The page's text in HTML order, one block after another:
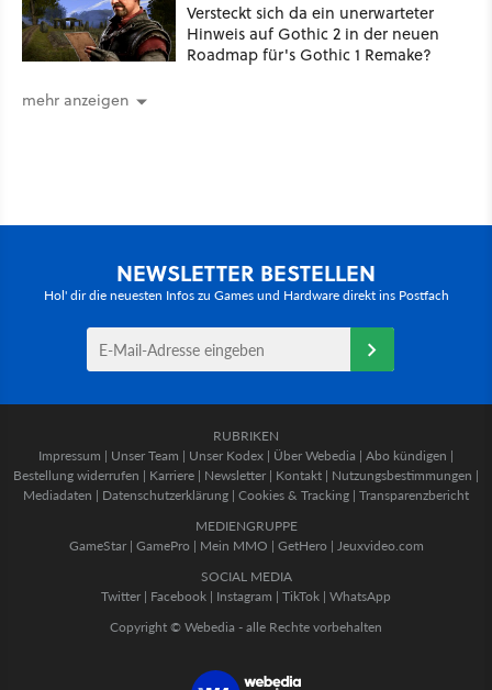
Versteckt sich da ein unerwarteter
Hinweis auf Gothic 2 in der neuen
Roadmap für's Gothic 1 Remake?
mehr anzeigen
NEWSLETTER BESTELLEN
Hol' dir die neuesten Infos zu Games und Hardware direkt ins Postfach
RUBRIKEN
Impressum | Unser Team | Unser Kodex | Über Webedia | Abo kündigen |
Bestellung widerrufen | Karriere | Newsletter | Kontakt | Nutzungsbestimmungen |
Mediadaten | Datenschutzerklärung | Cookies & Tracking | Transparenzbericht
MEDIENGRUPPE
GameStar| GamePro | Mein MMO | GetHero | Jeuxvideo.com
SOCIAL MEDIA
Twitter | Facebook | Instagram | TikTok | WhatsApp
Copyright © Webedia - alle Rechte vorbehalten